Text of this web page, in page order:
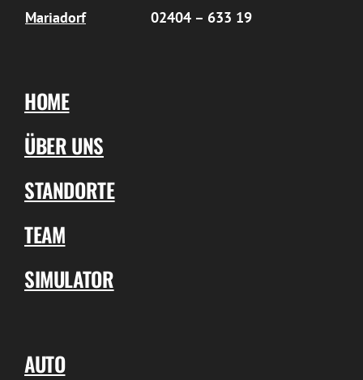
Mariadorf
02404 – 633 19
HOME
ÜBER UNS
STANDORTE
TEAM
SIMULATOR
AUTO